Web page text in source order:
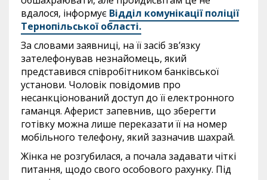
вдалося, інформує Відділ комунікації поліції
Тернопільської області.
За словами заявниці, на її засіб зв’язку
зателефонував незнайомець, який
представився співробітником банківської
установи. Чоловік повідомив про
несанкціонований доступ до її електронного
гаманця. Аферист запевнив, що зберегти
готівку можна лише переказати її на номер
мобільного телефону, який зазначив шахрай.
Жінка не розгубилася, а почала задавати чіткі
питання, щодо свого особового рахунку. Під